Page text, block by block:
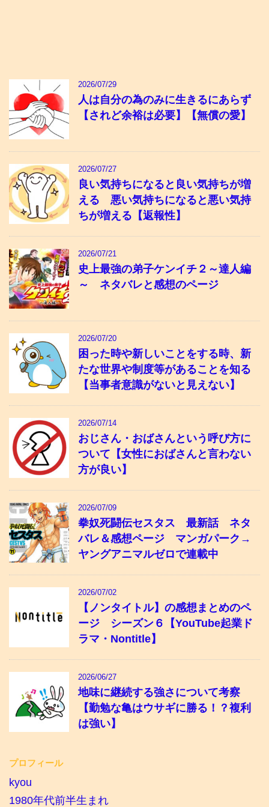
2026/07/29
人は自分の為のみに生きるにあらず
【されど余裕は必要】【無償の愛】
2026/07/27
良い気持ちになると良い気持ちが増
える 悪い気持ちになると悪い気持
ちが増える【返報性】
2026/07/21
史上最強の弟子ケンイチ２～達人編
～ ネタバレと感想のページ
2026/07/20
困った時や新しいことをする時、新
たな世界や制度等があることを知る
【当事者意識がないと見えない】
2026/07/14
おじさん・おばさんという呼び方に
ついて【女性におばさんと言わない
方が良い】
2026/07/09
拳奴死闘伝セスタス 最新話 ネタ
バレ＆感想ページ マンガパーク→
ヤングアニマルゼロで連載中
2026/07/02
【ノンタイトル】の感想まとめのペ
ージ シーズン６【YouTube起業ド
ラマ・Nontitle】
2026/06/27
地味に継続する強さについて考察
【勤勉な亀はウサギに勝る！？複利
は強い】
プロフィール
kyou
1980年代前半生まれ